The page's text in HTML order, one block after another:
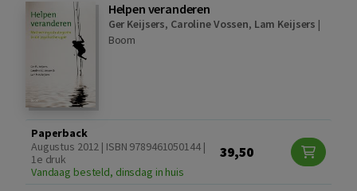
Helpen veranderen
Ger Keijsers, Caroline Vossen, Lam Keijsers |
Boom
Paperback
Augustus 2012 | ISBN 9789461050144 |
1e druk
Vandaag besteld, dinsdag in huis
39,50